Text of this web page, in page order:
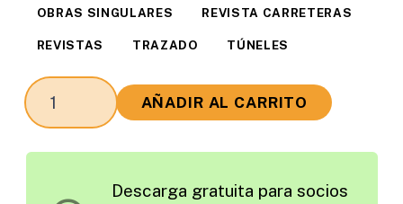
OBRAS SINGULARES REVISTA CARRETERAS
REVISTAS TRAZADO TÚNELES
Revista
Carreteras
AÑADIR AL CARRITO
Descarga gratuita para socios